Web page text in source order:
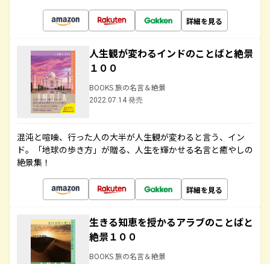
詳細を見る
人生観が変わるインドのことばと絶景
１００
BOOKS 旅の名言＆絶景
2022.07.14 発売
混沌と喧噪、行った人の大半が人生観が変わると言う、イン
ド。「地球の歩き方」が贈る、人生を輝かせる名言と癒やしの
絶景集！
詳細を見る
生きる知恵を授かるアラブのことばと
絶景１００
BOOKS 旅の名言＆絶景